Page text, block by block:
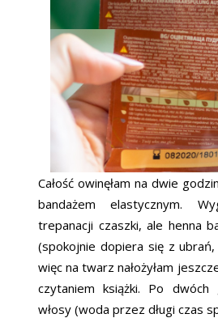
Całość owinęłam na dwie
bandażem elastycznym.
trepanacji czaszki, ale henna
(spokojnie dopiera się z
więc na twarz nałożyłam
czytaniem książki. Po dwóch
włosy (woda przez długi czas